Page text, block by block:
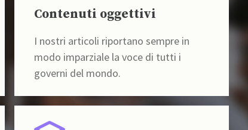
Contenuti oggettivi
I nostri articoli riportano sempre in
modo imparziale la voce di tutti i
governi del mondo.